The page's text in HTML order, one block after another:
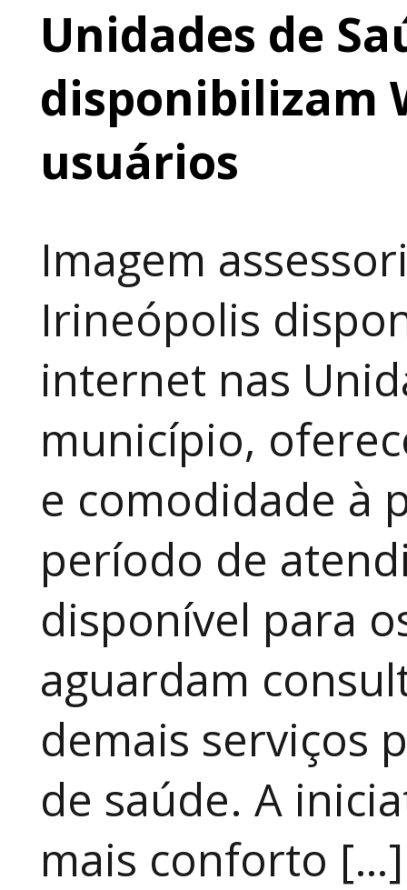
Unidades de
disponibilizam
usuários
Imagem
Irineópolis
internet nas
município,
e comodidade à
período de
disponível para
aguardam
demais serviços
de saúde. A
mais conforto […]